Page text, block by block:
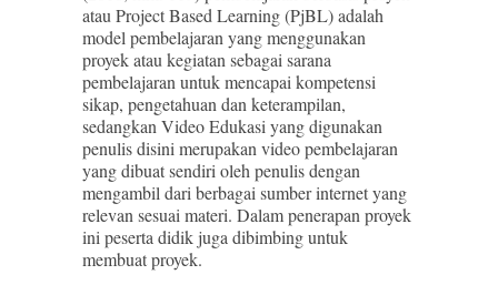
atau Project Based Learning (PjBL) adalah
model pembelajaran yang menggunakan
proyek atau kegiatan sebagai sarana
pembelajaran untuk mencapai kompetensi
sikap, pengetahuan dan keterampilan,
sedangkan Video Edukasi yang digunakan
penulis disini merupakan video pembelajaran
yang dibuat sendiri oleh penulis dengan
mengambil dari berbagai sumber internet yang
relevan sesuai materi. Dalam penerapan proyek
ini peserta didik juga dibimbing untuk
membuat proyek.